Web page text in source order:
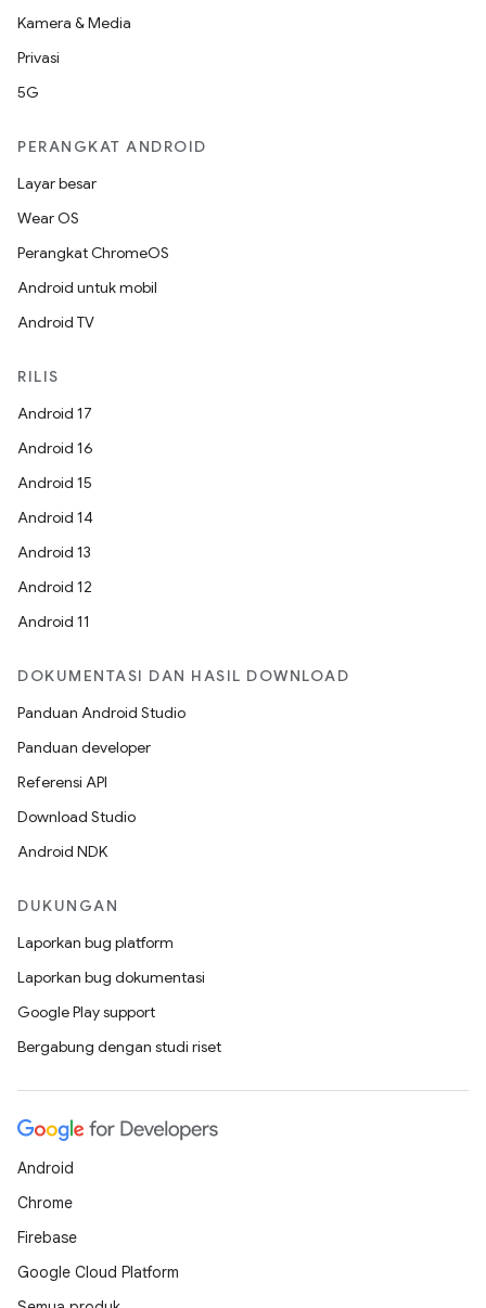
Kamera & Media
Privasi
5G
PERANGKAT ANDROID
Layar besar
Wear OS
Perangkat ChromeOS
Android untuk mobil
Android TV
RILIS
Android 17
Android 16
Android 15
Android 14
Android 13
Android 12
Android 11
DOKUMENTASI DAN HASIL DOWNLOAD
Panduan Android Studio
Panduan developer
Referensi API
Download Studio
Android NDK
DUKUNGAN
Laporkan bug platform
Laporkan bug dokumentasi
Google Play support
Bergabung dengan studi riset
Android
Chrome
Firebase
Google Cloud Platform